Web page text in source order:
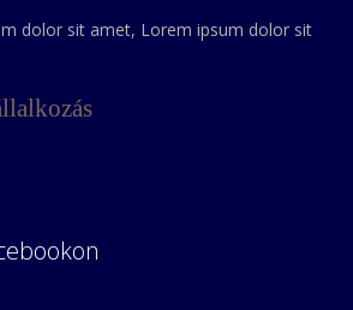
dolor sit amet, Lorem ipsum dolor sit